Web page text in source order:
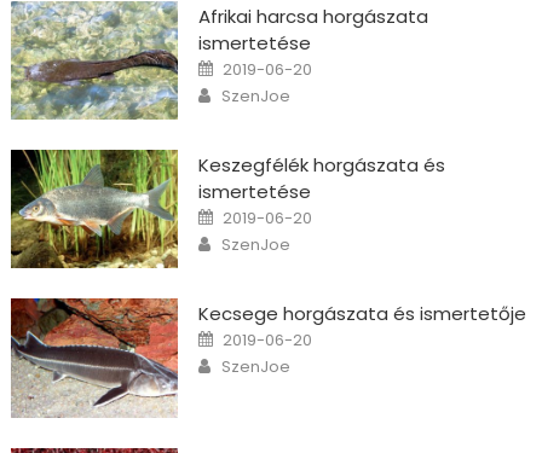
Afrikai harcsa horgászata
ismertetése
Posted on
2019-06-20
Author
SzenJoe
Keszegfélék horgászata és
ismertetése
Posted on
2019-06-20
Author
SzenJoe
Kecsege horgászata és ismertetője
Posted on
2019-06-20
Author
SzenJoe